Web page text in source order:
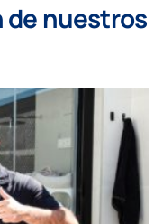
de nuestros